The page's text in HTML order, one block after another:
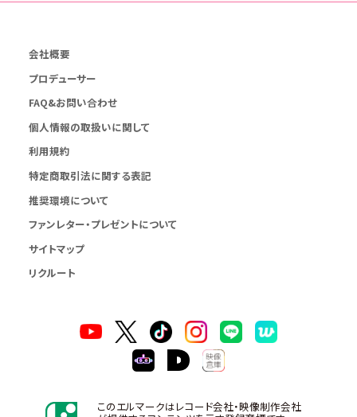
会社概要
プロデューサー
FAQ&お問い合わせ
個人情報の取扱いに関して
利用規約
特定商取引法に関する表記
推奨環境について
ファンレター・プレゼントについて
サイトマップ
リクルート
このエルマークはレコード会社・映像制作会社